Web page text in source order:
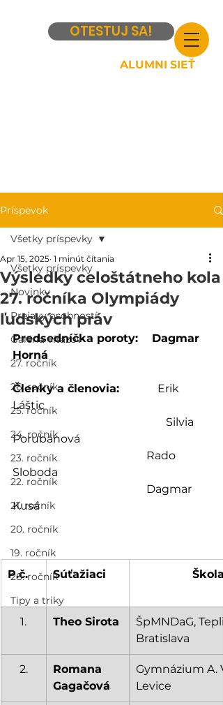
OTESTUJ SA!
ALUMNI SIEŤ
Príspevok
Všetky príspevky
Novinky
Prejavy osobností
Galéria víťazov
27. ročník
26. ročník
25. ročník
24. ročník
23. ročník
22. ročník
21. ročník
20. ročník
19. ročník
28. ročník
Tipy a triky
Všetky príspevky
Výsledky celoštátneho kola
27. ročníka Olympiády
ľudských práv
Apr 15, 2025 1 minút čítania
Predsedníčka poroty:    Dagmar
Horná
Členky a členovia: Erik
Láštic
Porubänová
Rado
Sloboda
                                                Dagmar
Kusá
P.č. Súťažiaci Škola
1. Theo Sirota
ŠpMNDaG,
Bratislava
2.
Romana
Gagačová
Gymnázium A.
Levice